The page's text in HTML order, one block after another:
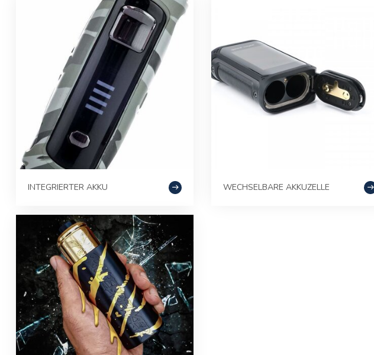
INTEGRIERTER AKKU WECHSELBARE AKKUZELLE